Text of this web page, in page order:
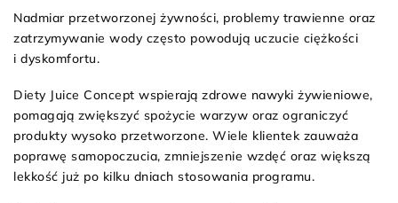
Nadmiar przetworzonej żywności, problemy trawienne oraz
zatrzymywanie wody często powodują uczucie ciężkości
i dyskomfortu.
Diety Juice Concept wspierają zdrowe nawyki żywieniowe,
pomagają zwiększyć spożycie warzyw oraz ograniczyć
produkty wysoko przetworzone. Wiele klientek zauważa
poprawę samopoczucia, zmniejszenie wzdęć oraz większą
lekkość już po kilku dniach stosowania programu.